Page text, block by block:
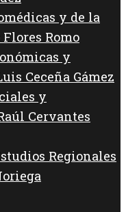
y de la
Romo
y
Ceceña Gámez
y
Cervantes
Regionales